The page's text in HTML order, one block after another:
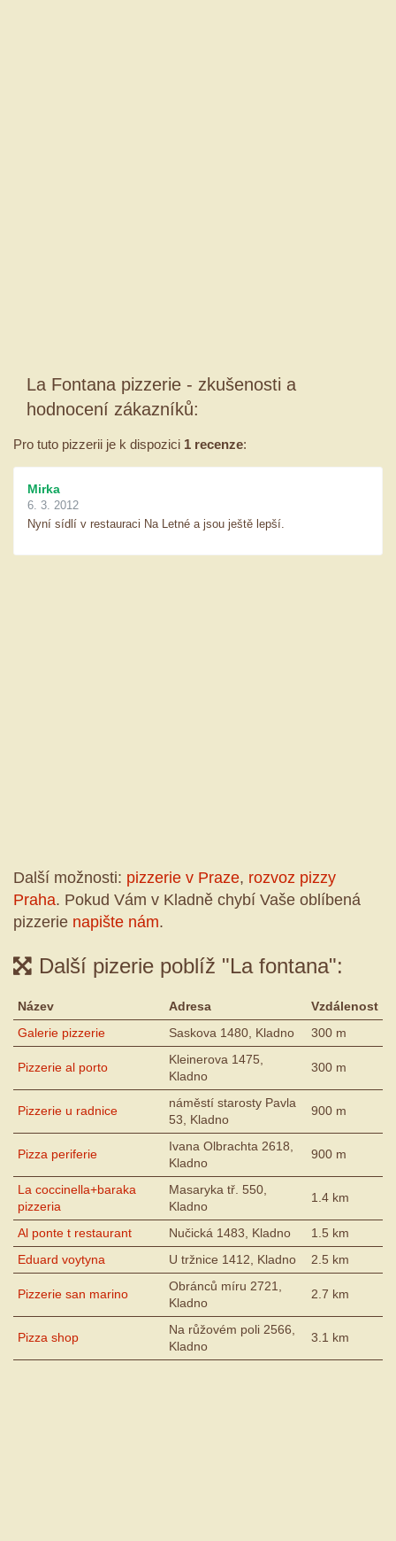
La Fontana pizzerie - zkušenosti a
hodnocení zákazníků:
Pro tuto pizzerii je k dispozici 1 recenze:
Mirka
6. 3. 2012
Nyní sídlí v restauraci Na Letné a jsou ještě lepší.
Další možnosti: pizzerie v Praze, rozvoz pizzy
Praha. Pokud Vám v Kladně chybí Vaše oblíbená
pizzerie napište nám.
Další pizerie poblíž "La fontana":
Název Adresa
Vzdálenost
Galerie pizzerie
Saskova 1480, Kladno 300 m
Pizzerie al porto
Kleinerova 1475,
Kladno
300 m
Pizzerie u radnice
náměstí starosty Pavla
53, Kladno
900 m
Pizza periferie
Ivana Olbrachta 2618,
Kladno
900 m
La coccinella+baraka
pizzeria
Masaryka tř. 550,
Kladno
1.4 km
Al ponte t restaurant Nučická 1483, Kladno
1.5 km
Eduard voytyna
U tržnice 1412, Kladno 2.5 km
Pizzerie san marino
Obránců míru 2721,
Kladno
2.7 km
Pizza shop
Na růžovém poli 2566,
Kladno
3.1 km